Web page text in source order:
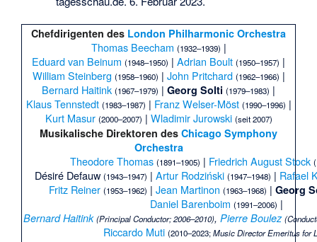
Chefdirigenten des London Philharmonic Orchestra
Thomas Beecham (1932–1939) |
Eduard van Beinum (1948–1950) | Adrian Boult (1950–1957) |
William Steinberg (1958–1960) | John Pritchard (1962–1966) |
Bernard Haitink (1967–1979) | Georg Solti (1979–1983) |
Klaus Tennstedt (1983–1987) | Franz Welser-Möst (1990–1996) |
Kurt Masur (2000–2007) | Wladimir Jurowski (seit 2007)
Musikalische Direktoren des Chicago Symphony
Orchestra
Theodore Thomas (1891–1905) | Friedrich August Stock
Désiré Defauw (1943–1947) | Artur Rodziński (1947–1948) | Rafael
Fritz Reiner (1953–1962) | Jean Martinon (1963–1968) | Georg
Daniel Barenboim (1991–2006) |
Bernard Haitink (Principal Conductor; 2006–2010),Pierre Boulez
Riccardo Muti (2010–2023;Music Director Emeritus for